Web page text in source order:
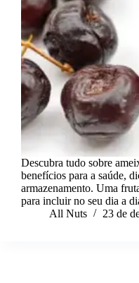
Descubra tudo sobre
benefícios para a saúde,
armazenamento. Uma
para incluir no seu dia a
All Nuts
23 de